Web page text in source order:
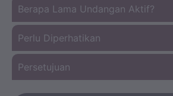
Berapa Lama Undangan Aktif?
Perlu Diperhatikan
Persetujuan